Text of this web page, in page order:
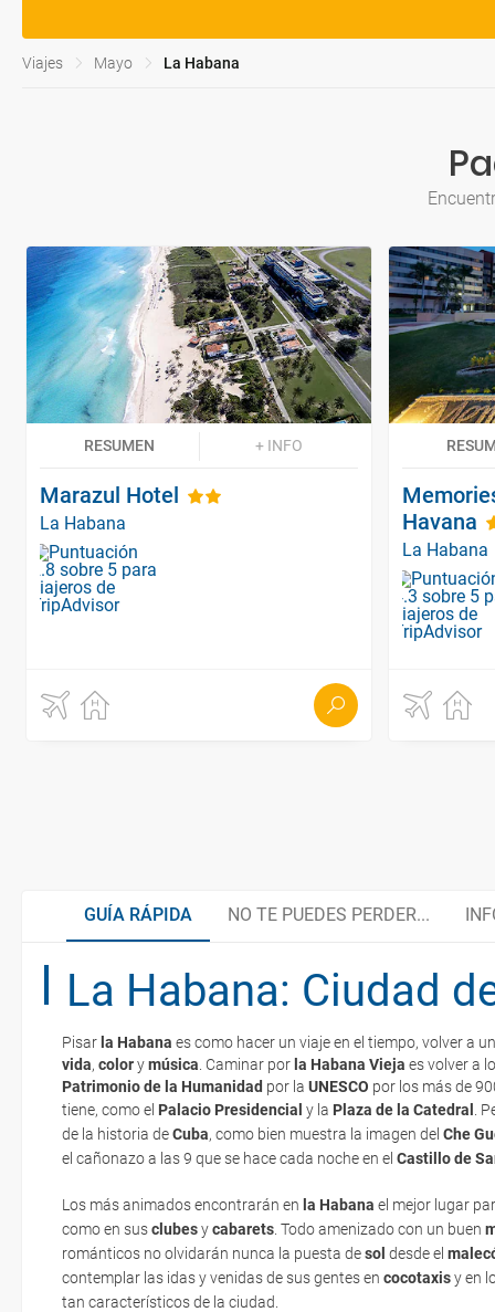
Viajes Mayo La Habana
RESUMEN + INFO
Marazul Hotel
La Habana
Havana
La Habana
GUÍA RÁPIDA NO TE PUEDES PERDER...
La Habana: Ciudad
Pisar la Habana es como hacer un viaje en el tiempo, volver a un
vida, colorymúsica . Caminar por la Habana Vieja es volver a
Patrimonio de la Humanidad por la UNESCO por los más de
tiene, como el Palacio Presidencial y la Plaza de la Catedral
de la historia deCuba, como bien muestra la imagen del Che
el cañonazo a las 9 que se hace cada noche en el Castillo de
Los más animados encontrarán en la Habana el mejor lugar
como en susclubesycabarets . Todo amenizado con un buen
románticos no olvidarán nunca la puesta desol desde el
contemplar las idas y venidas de sus gentes en cocotaxisy en
tan característicos de la ciudad.
Playa Esmeralda
Cayo Largo
Bahía de Cochinos
El Congrí y la Yuca
¿Cuándo ir?
Documentación
¿Cómo llegar?
¿Dónde alojarse?
Asistencia sanitaria
La documentación de tu reserva te será enviada por mail en el
esté realizado completamente.
Respecto a las tarjetas de embarque, casi todas las compañías
electrónicos por lo que podrás obtenerlas directamente en los
Eso sí, deberás estar atento si viajas con una compañía low cost,
exigen la presentación de la tarjeta de embarque (que deberás
no te carguen un suplemento extra en el mismo aeropuerto.